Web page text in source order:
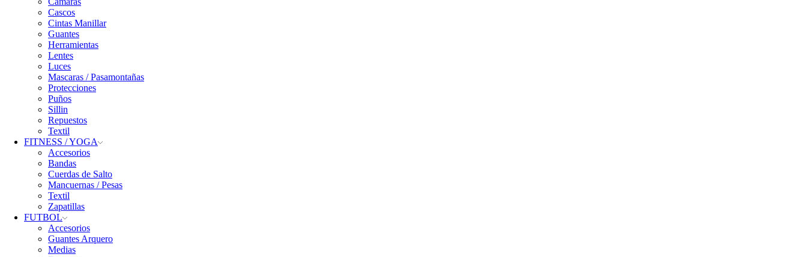
Cascos
Cintas Manillar
Guantes
Herramientas
Lentes
Luces
Mascaras / Pasamontañas
Protecciones
Puños
Sillin
Repuestos
Textil
FITNESS / YOGA
Accesorios
Bandas
Cuerdas de Salto
Mancuernas / Pesas
Textil
Zapatillas
FUTBOL
Accesorios
Guantes Arquero
Medias